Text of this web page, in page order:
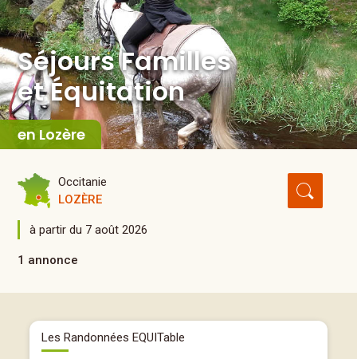
Séjours Familles
et Équitation
en Lozère
Occitanie
LOZÈRE
à partir du 7 août 2026
1 annonce
Les Randonnées EQUITable